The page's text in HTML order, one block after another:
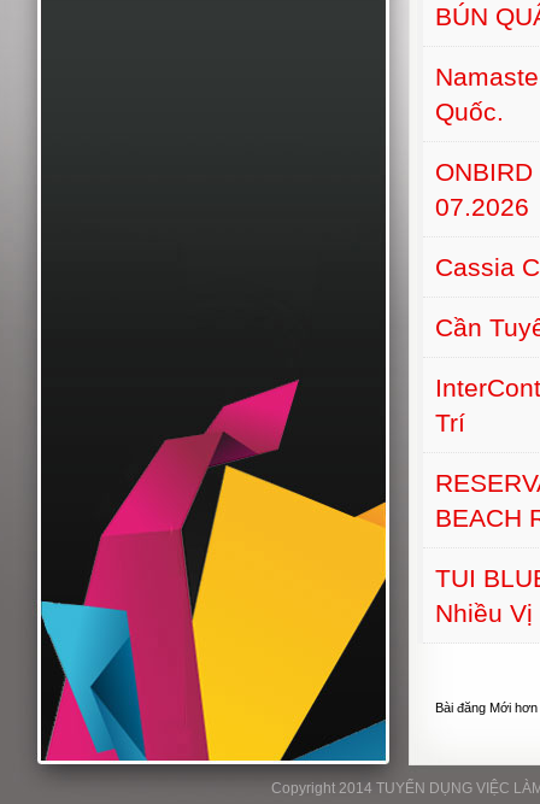
BÚN
Quốc.
07.2026
Cassia
Cần
Trí
BEACH
TUI
Nhiều Vị
Bài đăng Mới hơn
Copyright 2014 TUYỂN DỤNG VIỆC